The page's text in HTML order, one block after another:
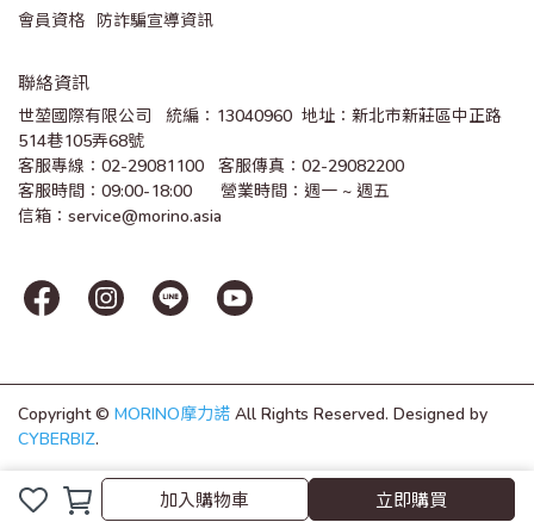
加入購物車
加入購物車 立即購買
會員資格
防詐騙宣導資訊
聯絡資訊
世堃國際有限公司   統編：13040960  地址：新北市新莊區中正路
514巷105弄68號
客服專線：02-29081100   客服傳真：02-29082200
客服時間：09:00-18:00      營業時間：週一 ~ 週五
信箱：service@morino.asia
Copyright © MORINO摩力諾 All Rights Reserved. Designed by
CYBERBIZ.